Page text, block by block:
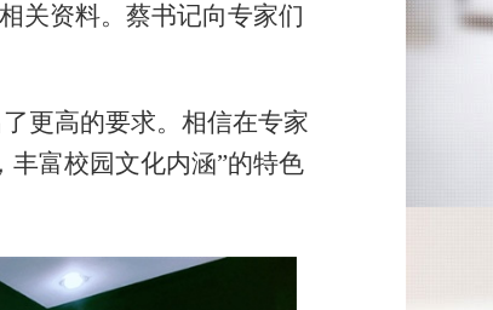
关资料。蔡书记向专家们
更高的要求。相信在专家
丰富校园文化内涵”的特色